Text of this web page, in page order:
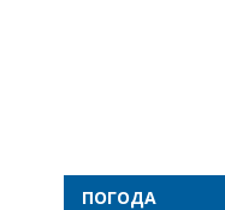
ПОГОДА